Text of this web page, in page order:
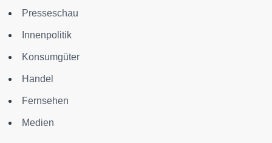
Presseschau
Innenpolitik
Konsumgüter
Handel
Fernsehen
Medien